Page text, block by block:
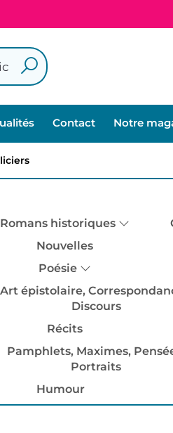
Contact Notre
Romans historiques
Nouvelles
Poésie
Art épistolaire,
Discours
Récits
Pamphlets, Maximes,
Portraits
Humour